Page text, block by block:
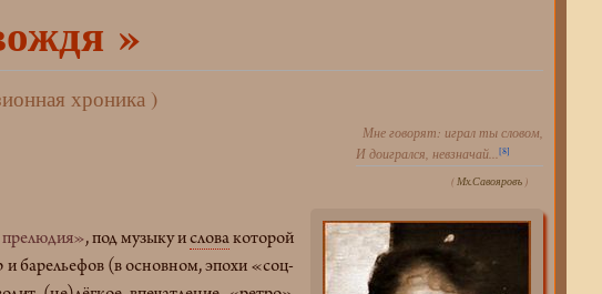
»
хроника )
Мне говорят: играл ты словом,
И доигрался, невзначай...[8]
(Мх.Савояровъ )
прелюдия», под музыку исловакоторой
и барельефов (в основном, эпохи «соц-